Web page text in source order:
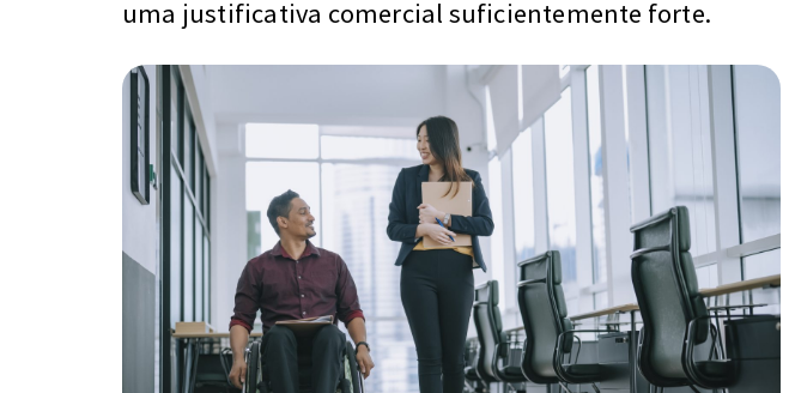
uma justificativa comercial suficientemente forte.